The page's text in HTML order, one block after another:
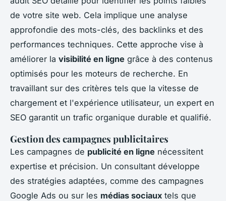
de votre site web. Cela implique une analyse
approfondie des mots-clés, des backlinks et des
performances techniques. Cette approche vise à
améliorer la visibilité en ligne grâce à des contenus
optimisés pour les moteurs de recherche. En
travaillant sur des critères tels que la vitesse de
chargement et l'expérience utilisateur, un expert en
SEO garantit un trafic organique durable et qualifié.
Gestion des campagnes publicitaires
Les campagnes de publicité en ligne nécessitent
expertise et précision. Un consultant développe
des stratégies adaptées, comme des campagnes
Google Ads ou sur les médias sociaux tels que